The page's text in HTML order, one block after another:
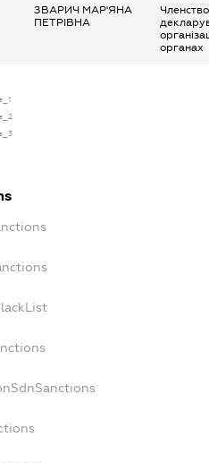
ЗВАРИЧ МАР'ЯНА
ПЕТРІВНА
органах